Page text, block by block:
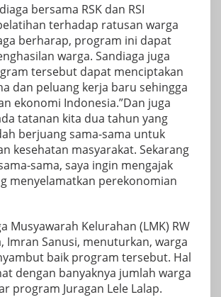
bersama RSK dan RSI
terhadap ratusan warga
berharap, program ini dapat
warga. Sandiaga juga
tersebut dapat menciptakan
dan peluang kerja baru sehingga
ekonomi Indonesia.”Dan juga
tatanan kita dua tahun yang
berjuang sama-sama untuk
kesehatan masyarakat. Sekarang
sama, saya ingin mengajak
menyelamatkan perekonomian
Musyawarah Kelurahan (LMK) RW
Imran Sanusi, menuturkan, warga
baik program tersebut. Hal
dengan banyaknya jumlah warga
program Juragan Lele Lalap.